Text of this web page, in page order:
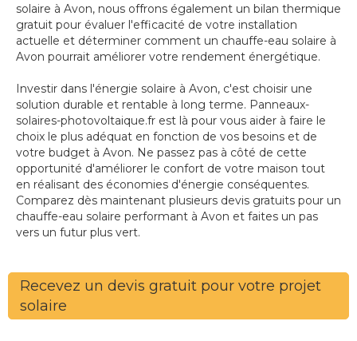
solaire à Avon, nous offrons également un bilan thermique
gratuit pour évaluer l'efficacité de votre installation
actuelle et déterminer comment un chauffe-eau solaire à
Avon pourrait améliorer votre rendement énergétique.
Investir dans l'énergie solaire à Avon, c'est choisir une
solution durable et rentable à long terme. Panneaux-
solaires-photovoltaique.fr est là pour vous aider à faire le
choix le plus adéquat en fonction de vos besoins et de
votre budget à Avon. Ne passez pas à côté de cette
opportunité d'améliorer le confort de votre maison tout
en réalisant des économies d'énergie conséquentes.
Comparez dès maintenant plusieurs devis gratuits pour un
chauffe-eau solaire performant à Avon et faites un pas
vers un futur plus vert.
Recevez un devis gratuit pour votre projet
solaire